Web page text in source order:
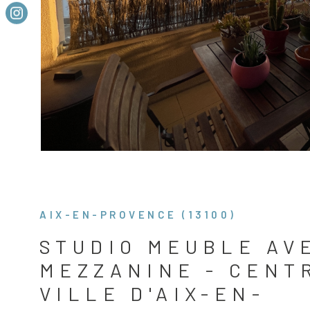
AIX-EN-PROVENCE (13100)
STUDIO MEUBLE
MEZZANINE -
VILLE D'AIX-EN-